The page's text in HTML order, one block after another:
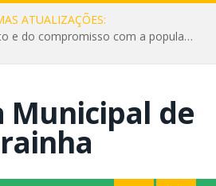
ATUALIZAÇÕES:
Um símbolo do mandato e do compromisso com a população